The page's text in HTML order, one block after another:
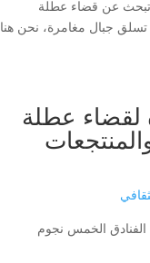
تبحث عن قضاء عطلة
جبال مغامرة، نحن هنا
عطلة
الخمس نجوم